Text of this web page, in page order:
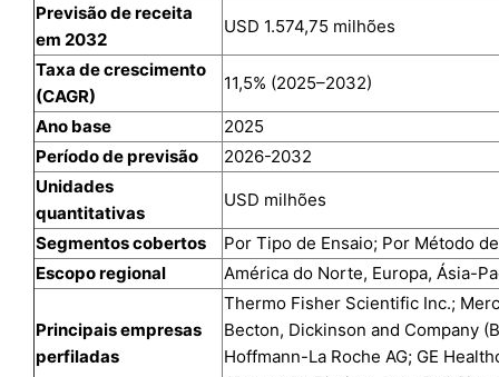
Previsão de receita
em 2032
USD 1.574,75 milhões
Taxa de crescimento
(CAGR)
11,5% (2025–2032)
Ano base
2025
Período de previsão
2026-2032
Unidades
quantitativas
USD milhões
Segmentos cobertos
Por Tipo de Ensaio; Por Método
Escopo regional
América do Norte, Europa, Ásia-
Principais empresas
perfiladas
Thermo Fisher Scientific Inc.;
Becton, Dickinson and Company
Hoffmann-La Roche AG; GE